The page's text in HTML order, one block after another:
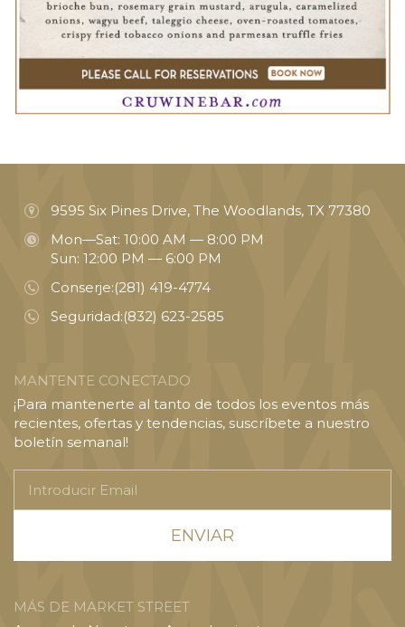
9595 Six Pines Drive, The Woodlands, TX 77380
Mon—Sat: 10:00 AM — 8:00 PM
Sun: 12:00 PM — 6:00 PM
Conserje:(281) 419-4774
Seguridad:(832) 623-2585
MANTENTE CONECTADO
¡Para mantenerte al tanto de todos los eventos más
recientes, ofertas y tendencias, suscríbete a nuestro
boletín semanal!
Email
MÁS DE MARKET STREET